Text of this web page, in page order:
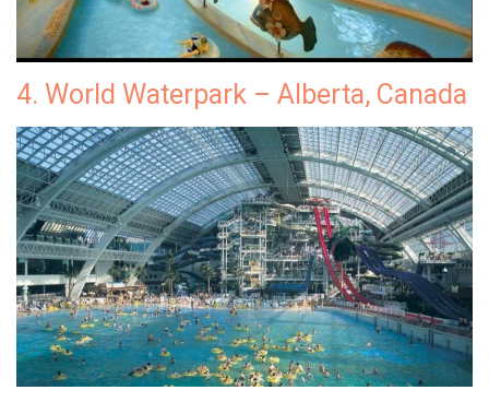
4. World Waterpark – Alberta, Canada